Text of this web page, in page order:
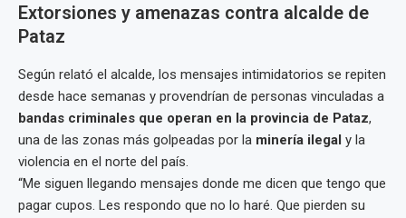
Extorsiones y amenazas contra alcalde de
Pataz
Según relató el alcalde, los mensajes intimidatorios se repiten
desde hace semanas y provendrían de personas vinculadas a
bandas criminales que operan en la provincia de Pataz,
una de las zonas más golpeadas por la minería ilegal y la
violencia en el norte del país.
“Me siguen llegando mensajes donde me dicen que tengo que
pagar cupos. Les respondo que no lo haré. Que pierden su